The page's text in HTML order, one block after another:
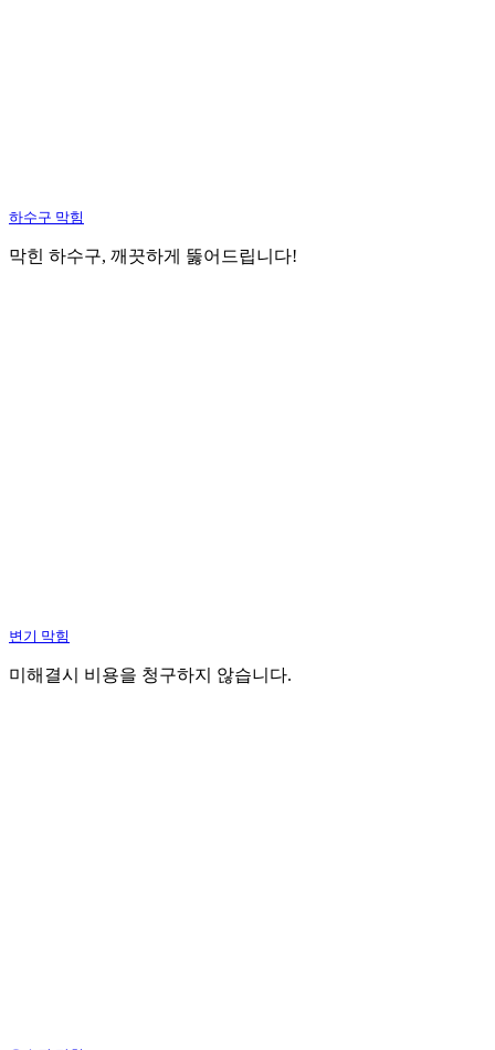
하수구 막힘
막힌 하수구, 깨끗하게 뚫어드립니다!
변기 막힘
미해결시 비용을 청구하지 않습니다.